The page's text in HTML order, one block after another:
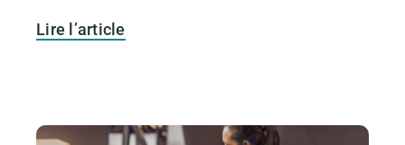
Lire l’article